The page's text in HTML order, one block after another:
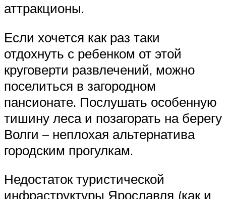
аттракционы.
Если хочется как раз таки
отдохнуть с ребенком от этой
круговерти развлечений, можно
поселиться в загородном
пансионате. Послушать особенную
тишину леса и позагорать на берегу
Волги – неплохая альтернатива
городским прогулкам.
Недостаток туристической
инфраструктуры Ярославля (как и